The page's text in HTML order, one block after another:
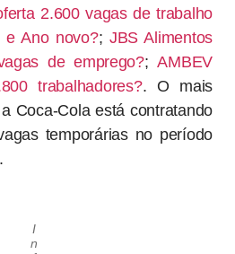
2.600 vagas de trabalho
e Ano novo?; JBS Alimentos
de emprego?;AMBEV
trabalhadores?. O mais
Coca-Cola está contratando
temporárias no período
I
n